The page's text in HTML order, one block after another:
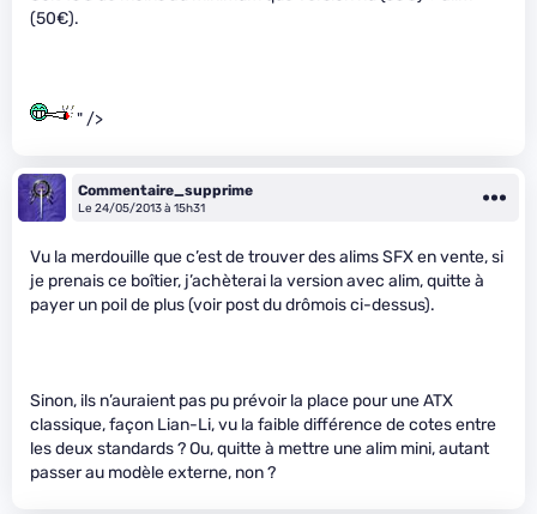
(50€).
" />
Commentaire_supprime
Le 24/05/2013 à 15h31
Vu la merdouille que c’est de trouver des alims SFX en vente, si
je prenais ce boîtier, j’achèterai la version avec alim, quitte à
payer un poil de plus (voir post du drômois ci-dessus).
Sinon, ils n’auraient pas pu prévoir la place pour une ATX
classique, façon Lian-Li, vu la faible différence de cotes entre
les deux standards ? Ou, quitte à mettre une alim mini, autant
passer au modèle externe, non ?